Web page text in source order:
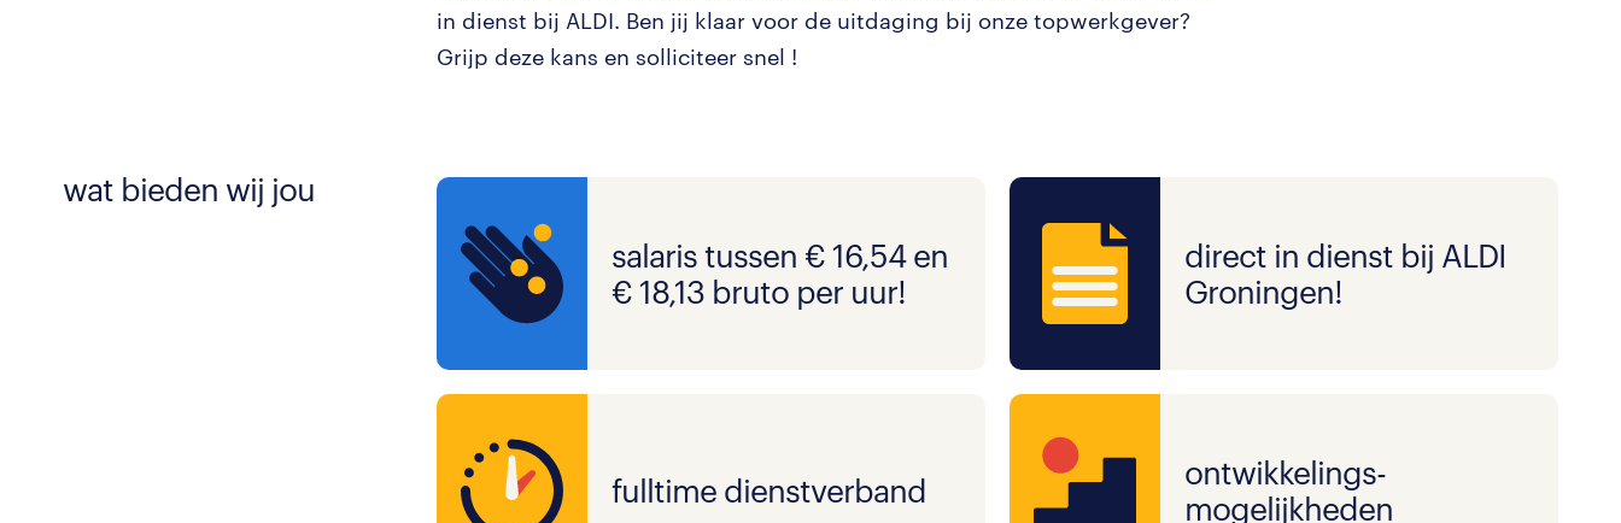
in dienst bij ALDI. Ben jij klaar voor de uitdaging bij onze topwerkgever?
Grijp deze kans en solliciteer snel !
wat bieden wij jou
salaris tussen € 16,54 en
€ 18,13 bruto per uur!
direct in dienst bij ALDI
Groningen!
fulltime dienstverband
ontwikkelings-
mogelijkheden